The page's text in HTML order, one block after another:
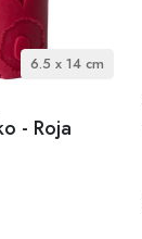
6.5 x 14 cm
- Roja